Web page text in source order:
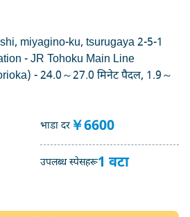
miyagino-ku, tsurugaya 2-5-1
- JR Tohoku Main Line
- 24.0～27.0 मिनेट पैदल, 1.9～
भाडा दर ￥6600
उपलब्ध स्पेसहरू1 वटा